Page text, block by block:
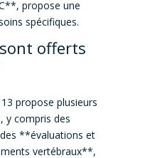
propose une
spécifiques.
offerts
propose plusieurs
y compris des
**évaluations et
vertébraux**,